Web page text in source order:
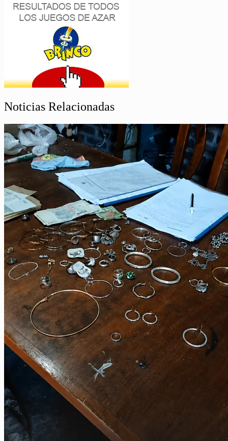
Noticias Relacionadas